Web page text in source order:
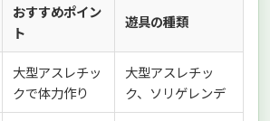
おすすめポイン
ト
遊具の種類
大型アスレチッ
クで体力作り
大型アスレチッ
ク、ソリゲレンデ